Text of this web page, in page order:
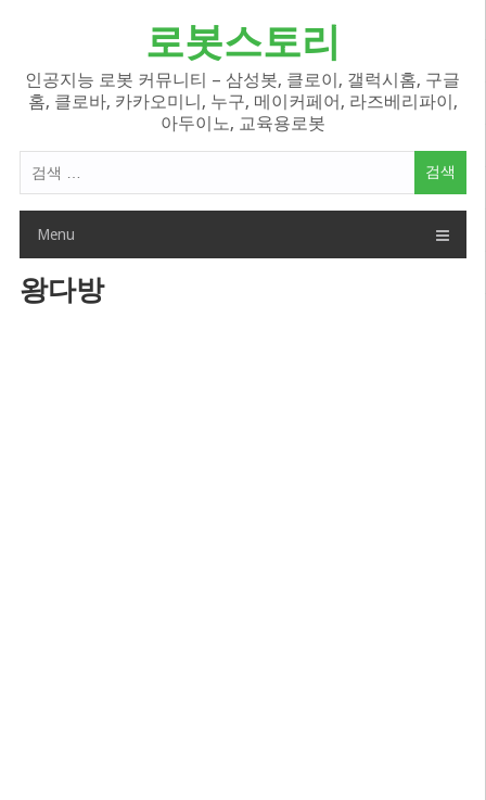
로봇스토리
인공지능 로봇 커뮤니티 – 삼성봇, 클로이, 갤럭시홈, 구글
홈, 클로바, 카카오미니, 누구, 메이커페어, 라즈베리파이,
아두이노, 교육용로봇
색
Menu
왕다방